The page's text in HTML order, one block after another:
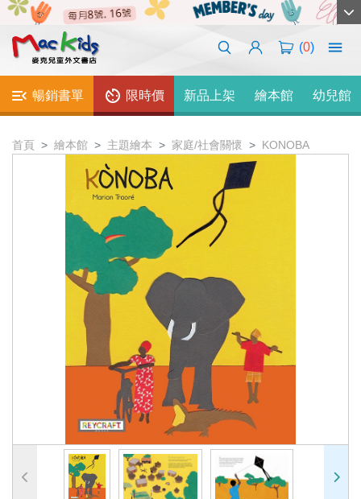
(0)
暢銷書單 限時價 新品上架 繪本館 幼兒館
首頁 繪本館 主題繪本 家庭/社會關懷 KONOBA